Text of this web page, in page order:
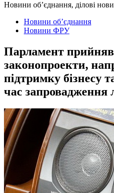
Новини об’єднання, ділові
Новини об’єднання
Новини ФРУ
Парламент
законопроекти,
підтримку бізнесу
час запровадження